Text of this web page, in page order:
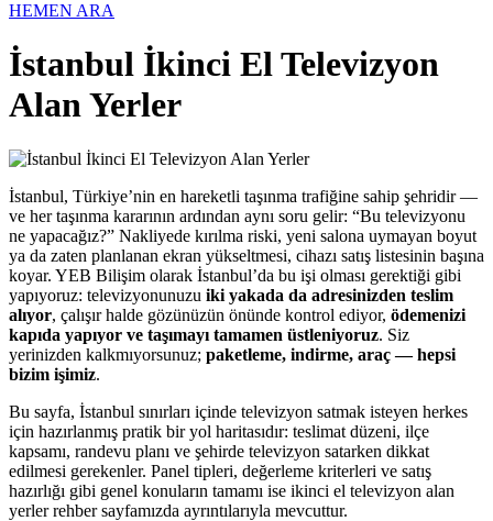
HEMEN ARA
İstanbul İkinci El Televizyon
Alan Yerler
İstanbul, Türkiye’nin en hareketli taşınma trafiğine sahip şehridir —
ve her taşınma kararının ardından aynı soru gelir: “Bu televizyonu
ne yapacağız?” Nakliyede kırılma riski, yeni salona uymayan boyut
ya da zaten planlanan ekran yükseltmesi, cihazı satış listesinin başına
koyar. YEB Bilişim olarak İstanbul’da bu işi olması gerektiği gibi
yapıyoruz: televizyonunuzu iki yakada da adresinizden teslim
alıyor, çalışır halde gözünüzün önünde kontrol ediyor, ödemenizi
kapıda yapıyor ve taşımayı tamamen üstleniyoruz. Siz
yerinizden kalkmıyorsunuz; paketleme, indirme, araç — hepsi
bizim işimiz.
Bu sayfa, İstanbul sınırları içinde televizyon satmak isteyen herkes
için hazırlanmış pratik bir yol haritasıdır: teslimat düzeni, ilçe
kapsamı, randevu planı ve şehirde televizyon satarken dikkat
edilmesi gerekenler. Panel tipleri, değerleme kriterleri ve satış
hazırlığı gibi genel konuların tamamı ise ikinci el televizyon alan
yerler rehber sayfamızda ayrıntılarıyla mevcuttur.